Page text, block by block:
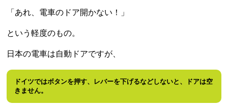
「あれ、電車のドア開かない！」
という軽度のもの。
日本の電車は自動ドアですが、
ドイツではボタンを押す、レバーを下げるなどしないと、ドアは空
きません。